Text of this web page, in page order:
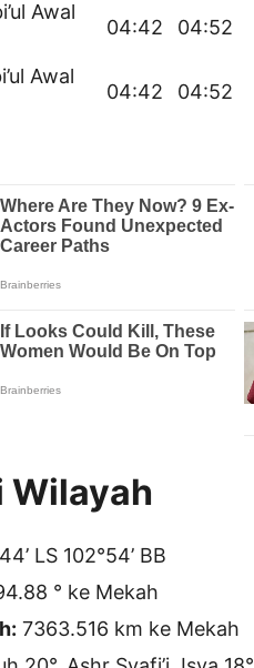
Awal
04:42 04:52
Awal
04:42 04:52
Wilayah
LS 102°54’ BB
° ke Mekah
7363.516 km ke Mekah